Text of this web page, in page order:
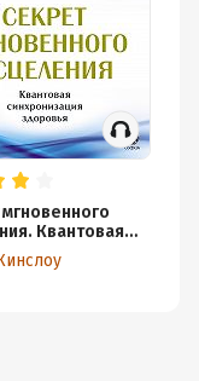
Квантовая
здоровья